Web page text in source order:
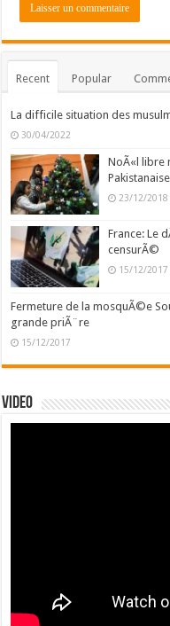
Recent Popular
La difficile situation des
30/04/2022
NoÃ«l libre
23/12/2018
France: Le
censurÃ©
15/12/2017
Fermeture de la mosquÃ©e
grande priÃ¨re
15/12/2017
Video